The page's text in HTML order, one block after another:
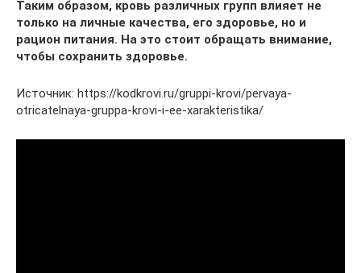
Таким образом, кровь различных групп влияет не
только на личные качества, его здоровье, но и
рацион питания. На это стоит обращать внимание,
чтобы сохранить здоровье.
Источник: https://kodkrovi.ru/gruppi-krovi/pervaya-
otricatelnaya-gruppa-krovi-i-ee-xarakteristika/